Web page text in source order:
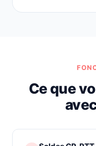
Ce que